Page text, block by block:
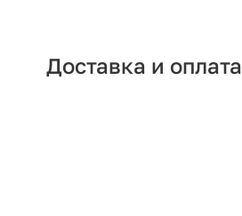
Доставка и оплата